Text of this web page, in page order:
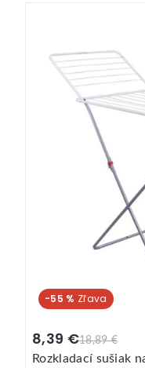
-55 %
18,89 €
8,39 €
Rozkladací sušiak